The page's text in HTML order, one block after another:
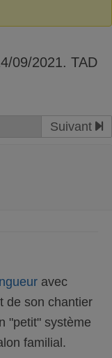
09/2021. TAD
Suivant
avec
de son chantier
"petit" système
familial.